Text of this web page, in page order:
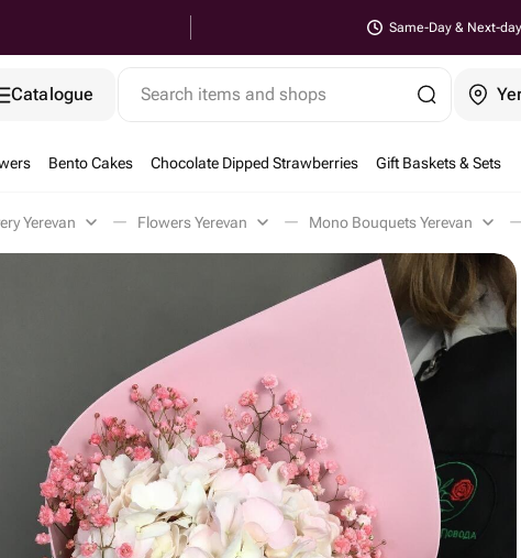
Same-Day & Next-
Catalogue Search items and shops
Bento Cakes Chocolate Dipped Strawberries Gift Baskets & Sets
Yerevan Flowers Yerevan Mono Bouquets Yerevan